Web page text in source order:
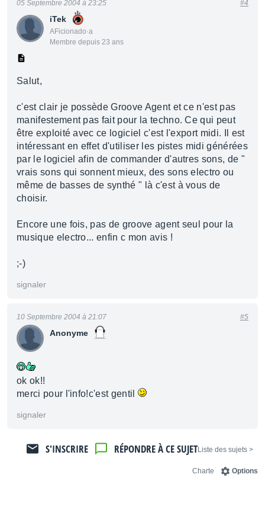
iTek
AFicionado·a
Membre depuis 23 ans
05 Septembre 2004 à 23:25 #4
Salut,
c'est clair je possède Groove Agent et ce n'est pas
manifestement pas fait pour la techno. Ce qui peut
être exploité avec ce logiciel c'est l'export midi. Il est
intéressant en effet d'utiliser les pistes midi générées
par le logiciel afin de commander d'autres sons, de "
vrais sons qui sonnent mieux, des sons electro ou
même de basses de synthé " là c'est à vous de
choisir.
Encore une fois, pas de groove agent seul pour la
musique electro... enfin c mon avis !
;-)
signaler
Anonyme
10 Septembre 2004 à 21:07 #5
ok ok!!
merci pour l'info!c'est gentil
signaler
< Liste des sujets
RÉPONDRE À CE SUJET
S'INSCRIRE
Options
Charte